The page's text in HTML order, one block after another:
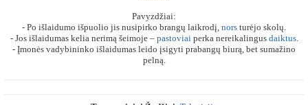
Pavyzdžiai:
- Po išlaidumo išpuolio jis nusipirko brangų laikrodį, nors turėjo skolų.
- Jos išlaidumas kelia nerimą šeimoje – pastoviaiperka nereikalingus daiktus.
- Įmonės vadybininko išlaidumas leido įsigyti prabangų biurą, bet sumažino
pelną.